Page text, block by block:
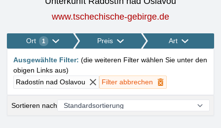
www.tschechische-gebirge.de
Ort 1 Preis Art
Ausgewählte Filter: (die weiteren Filter wählen Sie unter den
obigen Links aus)
Radostín nad Oslavou
Filter abbrechen
Sortieren nach